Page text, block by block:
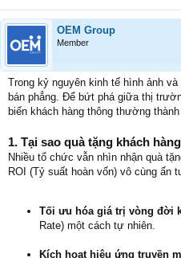
OEM Group
Member
Trong kỷ nguyên kinh tế hình ảnh
bán phẳng. Để bứt phá giữa thị
biến khách hàng thông thường
1. Tại sao quà tặng khách
Nhiều tổ chức vẫn nhìn nhận quà
ROI (Tỷ suất hoàn vốn) vô cùng ấn
Tối ưu hóa giá trị vòng đời
Rate) một cách tự nhiên.
Kích hoạt hiệu ứng truyền